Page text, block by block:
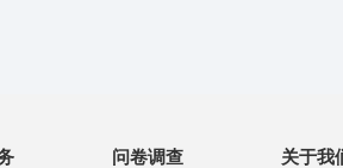
问卷调查 关于我